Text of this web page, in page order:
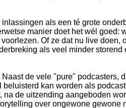
als een té grote
manier doet het wél goed:
Of ze dat nu live doen,
als veel minder
de vele "pure" podcasters,
kan worden als
na de uitzending aangeboden
over ongewone gewone